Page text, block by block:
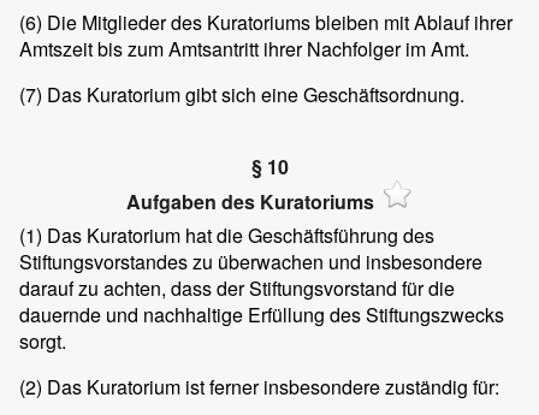
(6) Die Mitglieder des Kuratoriums bleiben mit Ablauf ihrer
Amtszeit bis zum Amtsantritt ihrer Nachfolger im Amt.
(7) Das Kuratorium gibt sich eine Geschäftsordnung.
§ 10
Aufgaben des Kuratoriums
(1) Das Kuratorium hat die Geschäftsführung des
Stiftungsvorstandes zu überwachen und insbesondere
darauf zu achten, dass der Stiftungsvorstand für die
dauernde und nachhaltige Erfüllung des Stiftungszwecks
sorgt.
(2) Das Kuratorium ist ferner insbesondere zuständig für: